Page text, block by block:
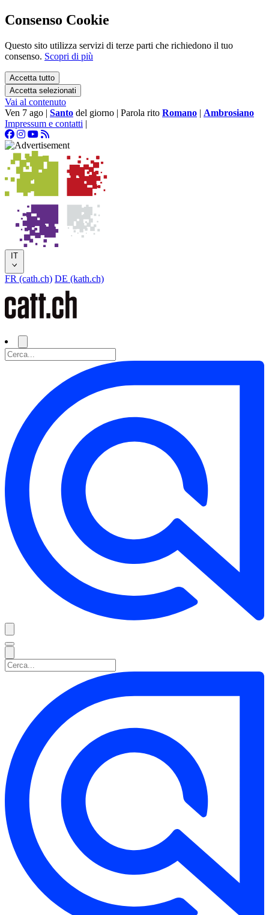
Consenso Cookie
Questo sito utilizza servizi di terze parti che richiedono il tuo
consenso. Scopri di più
Accetta tutto
Accetta selezionati
Vai al contenuto
Ven 7 ago | Santo del giorno | Parola rito Romano | Ambrosiano
Impressum e contatti |
IT
FR (cath.ch) DE (kath.ch)